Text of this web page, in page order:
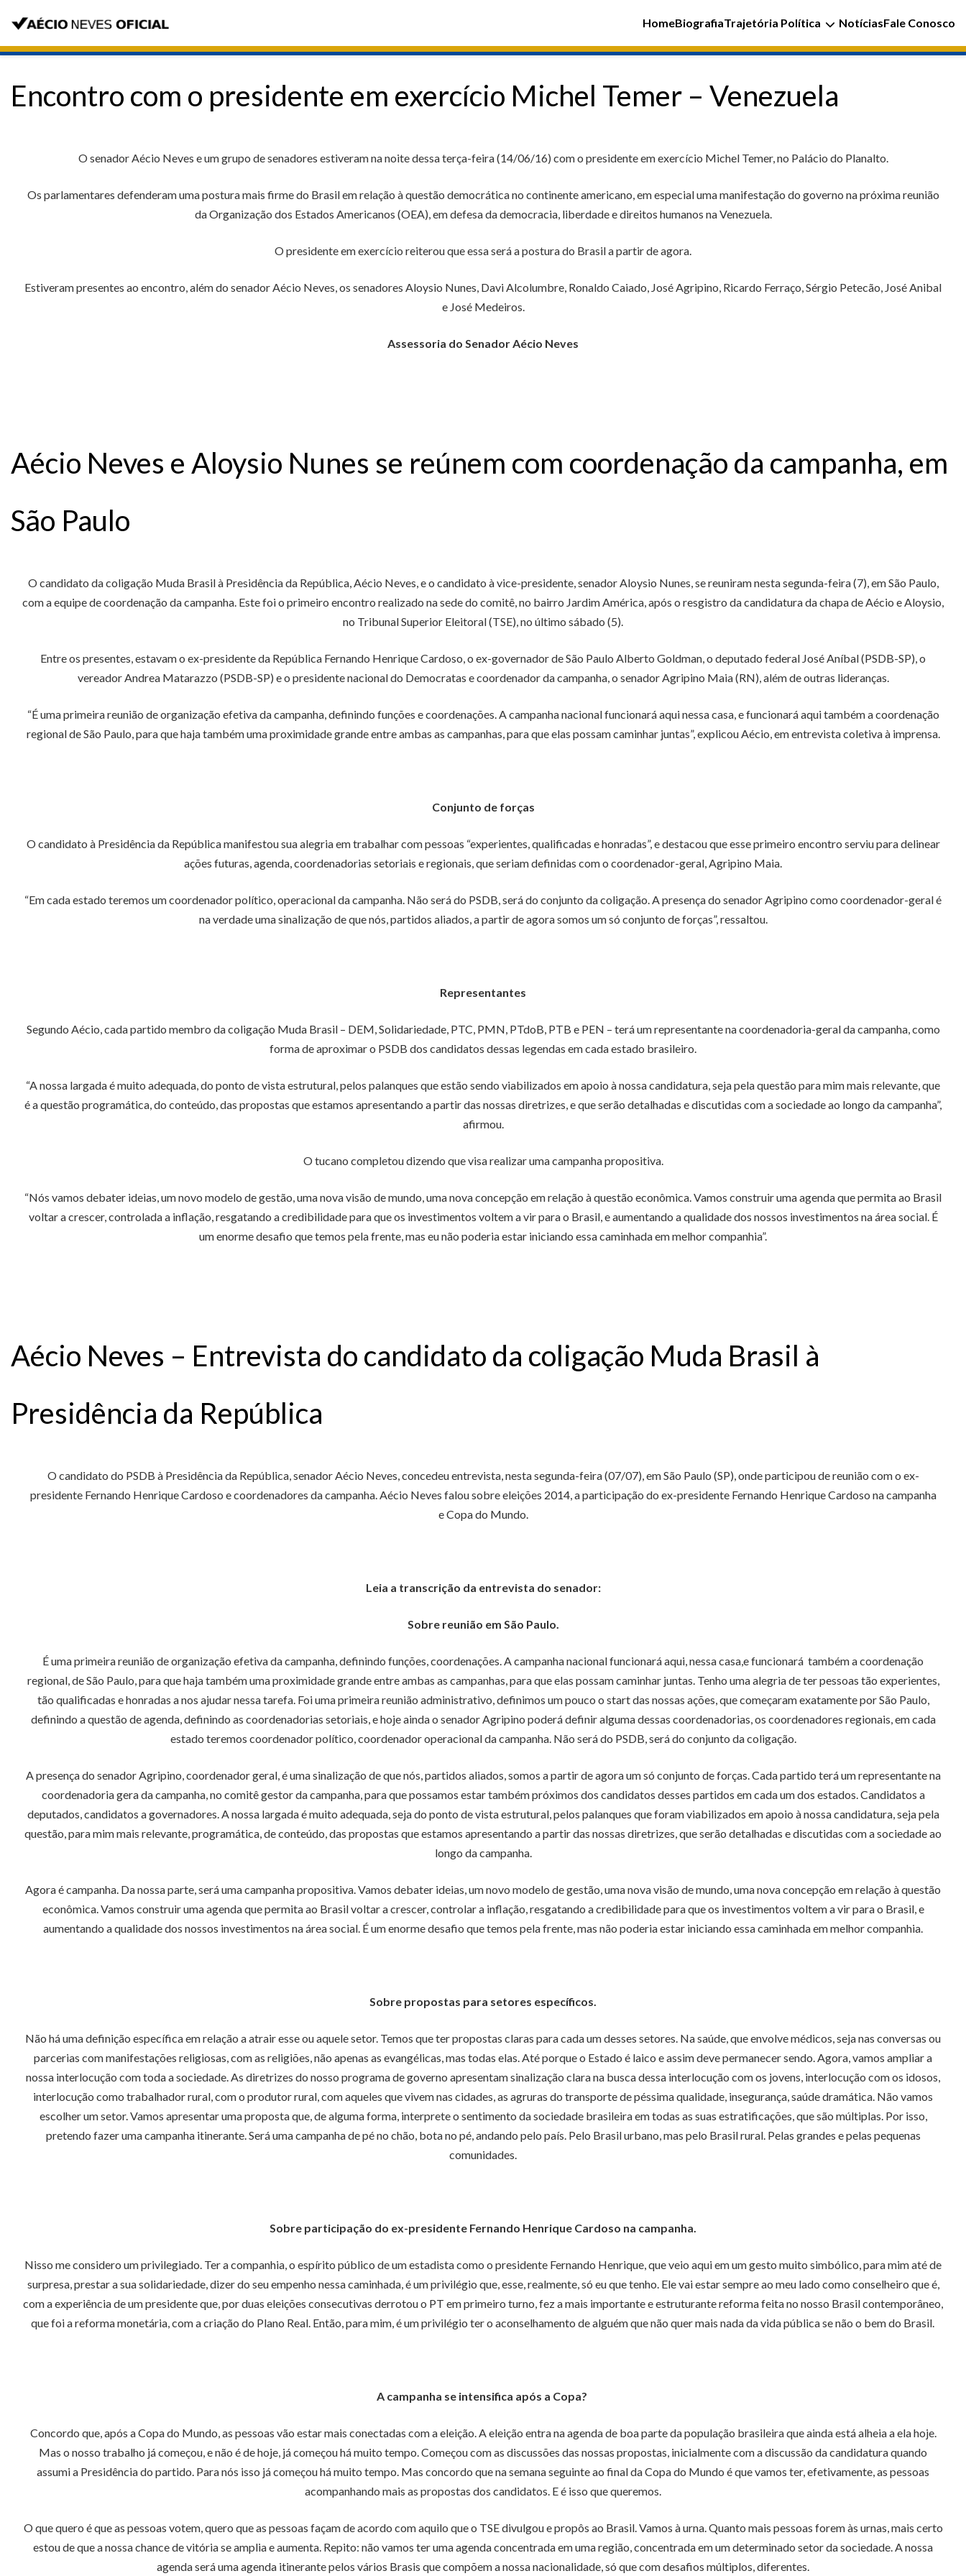
HomeBiografiaTrajetória Política NotíciasFale Conosco
Encontro com o presidente em exercício Michel Temer – Venezuela
O senador Aécio Neves e um grupo de senadores estiveram na noite dessa terça-feira (14/06/16) com o presidente em exercício Michel Temer, no Palácio do Planalto.
Os parlamentares defenderam uma postura mais firme do Brasil em relação à questão democrática no continente americano, em especial uma manifestação do governo na próxima reunião
da Organização dos Estados Americanos (OEA), em defesa da democracia, liberdade e direitos humanos na Venezuela.
O presidente em exercício reiterou que essa será a postura do Brasil a partir de agora.
Estiveram presentes ao encontro, além do senador Aécio Neves, os senadores Aloysio Nunes, Davi Alcolumbre, Ronaldo Caiado, José Agripino, Ricardo Ferraço, Sérgio Petecão, José Anibal
e José Medeiros.
Assessoria do Senador Aécio Neves
Aécio Neves e Aloysio Nunes se reúnem com coordenação da campanha, em
São Paulo
O candidato da coligação Muda Brasil à Presidência da República, Aécio Neves, e o candidato à vice-presidente, senador Aloysio Nunes, se reuniram nesta segunda-feira (7), em São Paulo,
com a equipe de coordenação da campanha. Este foi o primeiro encontro realizado na sede do comitê, no bairro Jardim América, após o resgistro da candidatura da chapa de Aécio e Aloysio,
no Tribunal Superior Eleitoral (TSE), no último sábado (5).
Entre os presentes, estavam o ex-presidente da República Fernando Henrique Cardoso, o ex-governador de São Paulo Alberto Goldman, o deputado federal José Aníbal (PSDB-SP), o
vereador Andrea Matarazzo (PSDB-SP) e o presidente nacional do Democratas e coordenador da campanha, o senador Agripino Maia (RN), além de outras lideranças.
“É uma primeira reunião de organização efetiva da campanha, definindo funções e coordenações. A campanha nacional funcionará aqui nessa casa, e funcionará aqui também a coordenação
regional de São Paulo, para que haja também uma proximidade grande entre ambas as campanhas, para que elas possam caminhar juntas”, explicou Aécio, em entrevista coletiva à imprensa.
Conjunto de forças
O candidato à Presidência da República manifestou sua alegria em trabalhar com pessoas “experientes, qualificadas e honradas”, e destacou que esse primeiro encontro serviu para delinear
ações futuras, agenda, coordenadorias setoriais e regionais, que seriam definidas com o coordenador-geral, Agripino Maia.
“Em cada estado teremos um coordenador político, operacional da campanha. Não será do PSDB, será do conjunto da coligação. A presença do senador Agripino como coordenador-geral é
na verdade uma sinalização de que nós, partidos aliados, a partir de agora somos um só conjunto de forças”, ressaltou.
Representantes
Segundo Aécio, cada partido membro da coligação Muda Brasil – DEM, Solidariedade, PTC, PMN, PTdoB, PTB e PEN – terá um representante na coordenadoria-geral da campanha, como
forma de aproximar o PSDB dos candidatos dessas legendas em cada estado brasileiro.
“A nossa largada é muito adequada, do ponto de vista estrutural, pelos palanques que estão sendo viabilizados em apoio à nossa candidatura, seja pela questão para mim mais relevante, que
é a questão programática, do conteúdo, das propostas que estamos apresentando a partir das nossas diretrizes, e que serão detalhadas e discutidas com a sociedade ao longo da campanha”,
afirmou.
O tucano completou dizendo que visa realizar uma campanha propositiva.
“Nós vamos debater ideias, um novo modelo de gestão, uma nova visão de mundo, uma nova concepção em relação à questão econômica. Vamos construir uma agenda que permita ao Brasil
voltar a crescer, controlada a inflação, resgatando a credibilidade para que os investimentos voltem a vir para o Brasil, e aumentando a qualidade dos nossos investimentos na área social. É
um enorme desafio que temos pela frente, mas eu não poderia estar iniciando essa caminhada em melhor companhia”.
Aécio Neves – Entrevista do candidato da coligação Muda Brasil à
Presidência da República
O candidato do PSDB à Presidência da República, senador Aécio Neves, concedeu entrevista, nesta segunda-feira (07/07), em São Paulo (SP), onde participou de reunião com o ex-
presidente Fernando Henrique Cardoso e coordenadores da campanha. Aécio Neves falou sobre eleições 2014, a participação do ex-presidente Fernando Henrique Cardoso na campanha
e Copa do Mundo.
Leia a transcrição da entrevista do senador:
Sobre reunião em São Paulo.
É uma primeira reunião de organização efetiva da campanha, definindo funções, coordenações. A campanha nacional funcionará aqui, nessa casa,e funcionará também a coordenação
regional, de São Paulo, para que haja também uma proximidade grande entre ambas as campanhas, para que elas possam caminhar juntas. Tenho uma alegria de ter pessoas tão experientes,
tão qualificadas e honradas a nos ajudar nessa tarefa. Foi uma primeira reunião administrativo, definimos um pouco o start das nossas ações, que começaram exatamente por São Paulo,
definindo a questão de agenda, definindo as coordenadorias setoriais, e hoje ainda o senador Agripino poderá definir alguma dessas coordenadorias, os coordenadores regionais, em cada
estado teremos coordenador político, coordenador operacional da campanha. Não será do PSDB, será do conjunto da coligação.
A presença do senador Agripino, coordenador geral, é uma sinalização de que nós, partidos aliados, somos a partir de agora um só conjunto de forças. Cada partido terá um representante na
coordenadoria gera da campanha, no comitê gestor da campanha, para que possamos estar também próximos dos candidatos desses partidos em cada um dos estados. Candidatos a
deputados, candidatos a governadores. A nossa largada é muito adequada, seja do ponto de vista estrutural, pelos palanques que foram viabilizados em apoio à nossa candidatura, seja pela
questão, para mim mais relevante, programática, de conteúdo, das propostas que estamos apresentando a partir das nossas diretrizes, que serão detalhadas e discutidas com a sociedade ao
longo da campanha.
Agora é campanha. Da nossa parte, será uma campanha propositiva. Vamos debater ideias, um novo modelo de gestão, uma nova visão de mundo, uma nova concepção em relação à questão
econômica. Vamos construir uma agenda que permita ao Brasil voltar a crescer, controlar a inflação, resgatando a credibilidade para que os investimentos voltem a vir para o Brasil, e
aumentando a qualidade dos nossos investimentos na área social. É um enorme desafio que temos pela frente, mas não poderia estar iniciando essa caminhada em melhor companhia.
Sobre propostas para setores específicos.
Não há uma definição específica em relação a atrair esse ou aquele setor. Temos que ter propostas claras para cada um desses setores. Na saúde, que envolve médicos, seja nas conversas ou
parcerias com manifestações religiosas, com as religiões, não apenas as evangélicas, mas todas elas. Até porque o Estado é laico e assim deve permanecer sendo. Agora, vamos ampliar a
nossa interlocução com toda a sociedade. As diretrizes do nosso programa de governo apresentam sinalização clara na busca dessa interlocução com os jovens, interlocução com os idosos,
interlocução como trabalhador rural, com o produtor rural, com aqueles que vivem nas cidades, as agruras do transporte de péssima qualidade, insegurança, saúde dramática. Não vamos
escolher um setor. Vamos apresentar uma proposta que, de alguma forma, interprete o sentimento da sociedade brasileira em todas as suas estratificações, que são múltiplas. Por isso,
pretendo fazer uma campanha itinerante. Será uma campanha de pé no chão, bota no pé, andando pelo país. Pelo Brasil urbano, mas pelo Brasil rural. Pelas grandes e pelas pequenas
comunidades.
Sobre participação do ex-presidente Fernando Henrique Cardoso na campanha.
Nisso me considero um privilegiado. Ter a companhia, o espírito público de um estadista como o presidente Fernando Henrique, que veio aqui em um gesto muito simbólico, para mim até de
surpresa, prestar a sua solidariedade, dizer do seu empenho nessa caminhada, é um privilégio que, esse, realmente, só eu que tenho. Ele vai estar sempre ao meu lado como conselheiro que é,
com a experiência de um presidente que, por duas eleições consecutivas derrotou o PT em primeiro turno, fez a mais importante e estruturante reforma feita no nosso Brasil contemporâneo,
que foi a reforma monetária, com a criação do Plano Real. Então, para mim, é um privilégio ter o aconselhamento de alguém que não quer mais nada da vida pública se não o bem do Brasil.
A campanha se intensifica após a Copa?
Concordo que, após a Copa do Mundo, as pessoas vão estar mais conectadas com a eleição. A eleição entra na agenda de boa parte da população brasileira que ainda está alheia a ela hoje.
Mas o nosso trabalho já começou, e não é de hoje, já começou há muito tempo. Começou com as discussões das nossas propostas, inicialmente com a discussão da candidatura quando
assumi a Presidência do partido. Para nós isso já começou há muito tempo. Mas concordo que na semana seguinte ao final da Copa do Mundo é que vamos ter, efetivamente, as pessoas
acompanhando mais as propostas dos candidatos. E é isso que queremos.
O que quero é que as pessoas votem, quero que as pessoas façam de acordo com aquilo que o TSE divulgou e propôs ao Brasil. Vamos à urna. Quanto mais pessoas forem às urnas, mais certo
estou de que a nossa chance de vitória se amplia e aumenta. Repito: não vamos ter uma agenda concentrada em uma região, concentrada em um determinado setor da sociedade. A nossa
agenda será uma agenda itinerante pelos vários Brasis que compõem a nossa nacionalidade, só que com desafios múltiplos, diferentes.